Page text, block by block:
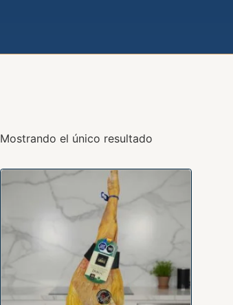
Mostrando el único resultado